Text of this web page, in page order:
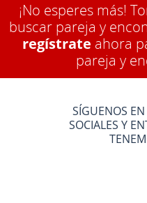
¡No esperes más!
buscar pareja y
regístrate ahora
pareja y
SÍGUENOS
SOCIALES Y